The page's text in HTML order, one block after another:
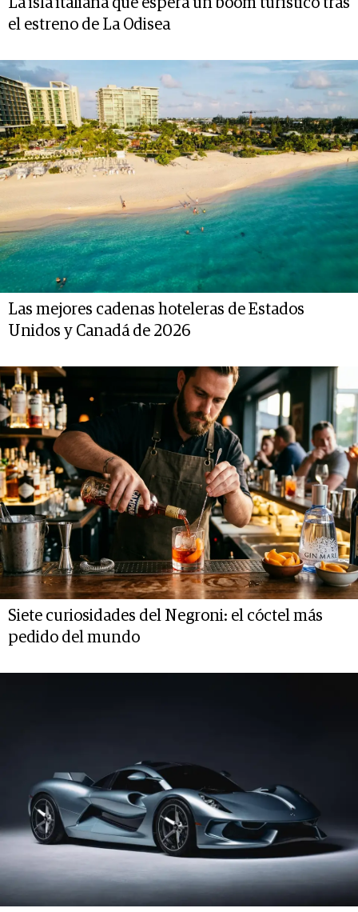
La isla italiana que espera un boom turístico tras
el estreno de La Odisea
Las mejores cadenas hoteleras de Estados
Unidos y Canadá de 2026
Siete curiosidades del Negroni: el cóctel más
pedido del mundo